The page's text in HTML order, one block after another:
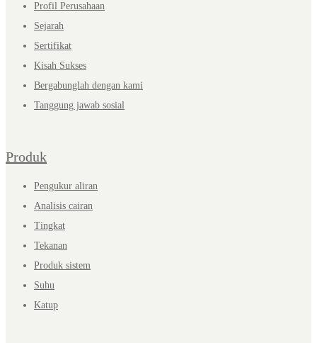
Profil Perusahaan
Sejarah
Sertifikat
Kisah Sukses
Bergabunglah dengan kami
Tanggung jawab sosial
Produk
Pengukur aliran
Analisis cairan
Tingkat
Tekanan
Produk sistem
Suhu
Katup